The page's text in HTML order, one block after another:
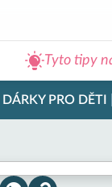
Tyto tipy
DÁRKY PRO DĚTI